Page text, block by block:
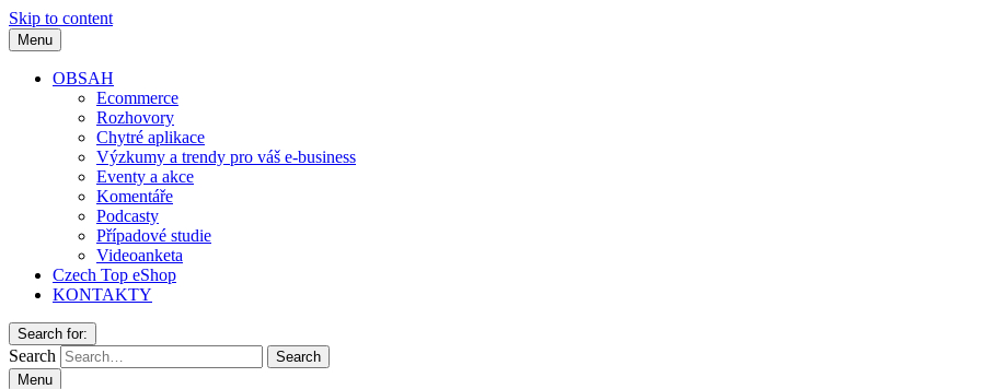
Skip to content
Menu
OBSAH
Ecommerce
Rozhovory
Chytré aplikace
Výzkumy a trendy pro váš e-business
Eventy a akce
Komentáře
Podcasty
Případové studie
Videoanketa
Czech Top eShop
KONTAKTY
Search for:
Search
Menu